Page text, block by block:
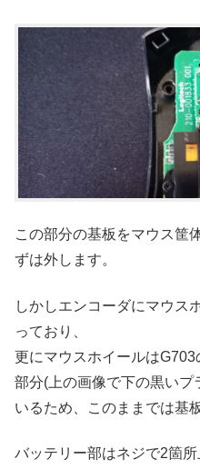
この部分の基板をマウス筐
ずは外します。
しかしエンコーダにマウス
っており、
更にマウスホイールは
部分(上の画像で下の黒いプ
いるため、このままでは基
バッテリー部はネジで2箇